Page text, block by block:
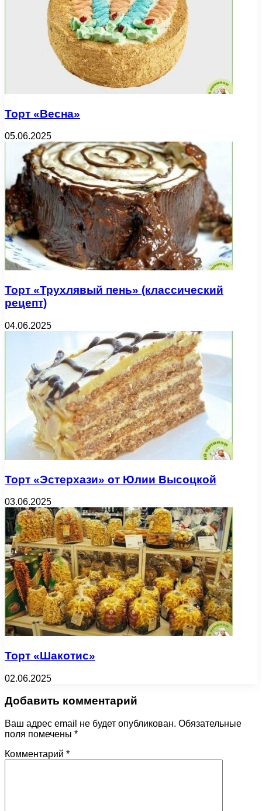
Торт «Весна»
05.06.2025
Торт «Трухлявый пень» (классический
рецепт)
04.06.2025
Торт «Эстерхази» от Юлии Высоцкой
03.06.2025
Торт «Шакотис»
02.06.2025
Добавить комментарий
Ваш адрес email не будет опубликован. Обязательные
поля помечены *
Комментарий *